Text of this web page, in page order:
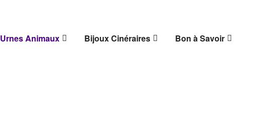
Urnes Animaux Bijoux Cinéraires Bon à Savoir